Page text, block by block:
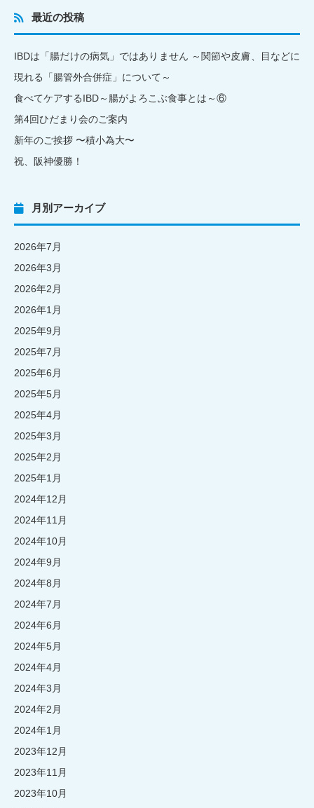
最近の投稿
IBDは「腸だけの病気」ではありません ～関節や皮膚、目などに
現れる「腸管外合併症」について～
食べてケアするIBD～腸がよろこぶ食事とは～⑥
第4回ひだまり会のご案内
新年のご挨拶 〜積小為大〜
祝、阪神優勝！
月別アーカイブ
2026年7月
2026年3月
2026年2月
2026年1月
2025年9月
2025年7月
2025年6月
2025年5月
2025年4月
2025年3月
2025年2月
2025年1月
2024年12月
2024年11月
2024年10月
2024年9月
2024年8月
2024年7月
2024年6月
2024年5月
2024年4月
2024年3月
2024年2月
2024年1月
2023年12月
2023年11月
2023年10月